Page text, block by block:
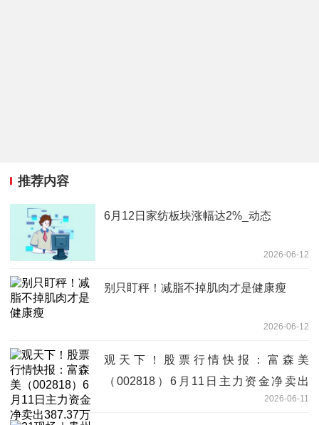
推荐内容
6月12日家纺板块涨幅达2%_动态
2026-06-12
别只盯秤！减脂不掉肌肉才是健康瘦
2026-06-12
观天下！股票行情快报：富森美
（002818）6月11日主力资金净卖出
2026-06-11